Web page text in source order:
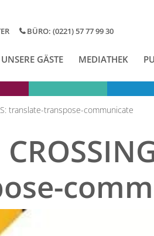
BÜRO: (0221) 57 77 99 30
UNSERE GÄSTE MEDIATHEK
translate-transpose-communicate